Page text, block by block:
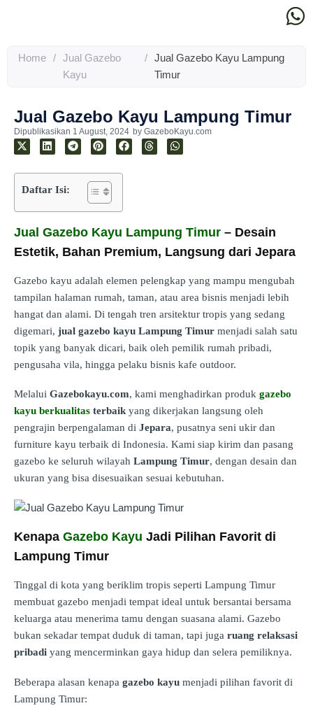
Home / Jual Gazebo
Kayu
/ Jual Gazebo Kayu Lampung
Timur
Jual Gazebo Kayu Lampung Timur
Dipublikasikan 1 August, 2024 by GazeboKayu.com
Daftar Isi:
Jual Gazebo Kayu Lampung Timur – Desain
Estetik, Bahan Premium, Langsung dari Jepara
Gazebo kayu adalah elemen pelengkap yang mampu mengubah
tampilan halaman rumah, taman, atau area bisnis menjadi lebih
hangat dan alami. Di tengah tren arsitektur tropis yang sedang
digemari, jual gazebo kayu Lampung Timur menjadi salah satu
topik yang banyak dicari, baik oleh pemilik rumah pribadi,
pengusaha vila, hingga pelaku bisnis kafe outdoor.
Melalui Gazebokayu.com, kami menghadirkan produk gazebo
kayu berkualitas terbaikyang dikerjakan langsung oleh
pengrajin berpengalaman di Jepara, pusatnya seni ukir dan
furniture kayu terbaik di Indonesia. Kami siap kirim dan pasang
gazebo ke seluruh wilayah Lampung Timur, dengan desain dan
ukuran yang bisa disesuaikan sesuai kebutuhan.
Kenapa Gazebo Kayu Jadi Pilihan Favorit di
Lampung Timur
Tinggal di kota yang beriklim tropis seperti Lampung Timur
membuat gazebo menjadi tempat ideal untuk bersantai bersama
keluarga atau menerima tamu dengan suasana alami. Gazebo
bukan sekadar tempat duduk di taman, tapi juga ruang relaksasi
pribadi yang mencerminkan gaya hidup dan selera pemiliknya.
Beberapa alasan kenapa gazebo kayu menjadi pilihan favorit di
Lampung Timur: